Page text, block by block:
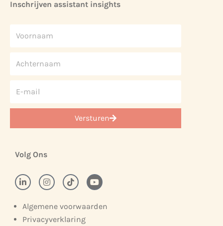
Inschrijven assistant insights
Versturen
Volg Ons
Algemene voorwaarden
Privacyverklaring